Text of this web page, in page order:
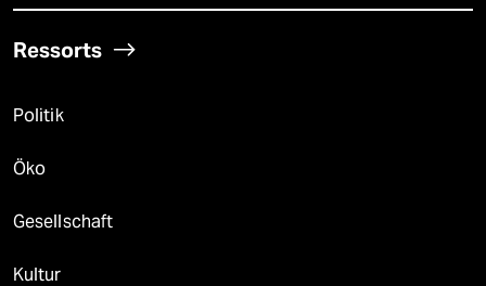
Ressorts
Politik
Öko
Gesellschaft
Kultur